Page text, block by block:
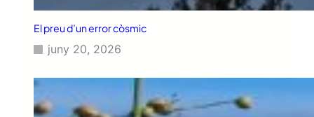
El preu d’un error còsmic
juny 20, 2026